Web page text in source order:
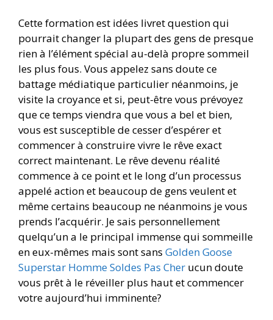
Cette formation est idées livret question qui
pourrait changer la plupart des gens de presque
rien à l’élément spécial au-delà propre sommeil
les plus fous. Vous appelez sans doute ce
battage médiatique particulier néanmoins, je
visite la croyance et si, peut-être vous prévoyez
que ce temps viendra que vous a bel et bien,
vous est susceptible de cesser d’espérer et
commencer à construire vivre le rêve exact
correct maintenant. Le rêve devenu réalité
commence à ce point et le long d’un processus
appelé action et beaucoup de gens veulent et
même certains beaucoup ne néanmoins je vous
prends l’acquérir. Je sais personnellement
quelqu’un a le principal immense qui sommeille
en eux-mêmes mais sont sans Golden Goose
Superstar Homme Soldes Pas Cher ucun doute
vous prêt à le réveiller plus haut et commencer
votre aujourd’hui imminente?